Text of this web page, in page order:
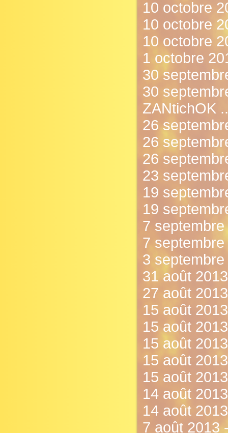
10 octobre
10 octobre
10 octobre
1 octobre
30
30
ZANtichOK
26
26
26
23
19
19
7
7
3
31 août
27 août
15 août
15 août
15 août
15 août
15 août
14 août
14 août
7 août 2013